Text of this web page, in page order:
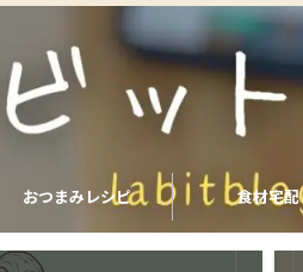
おつまみレシピ 食材宅配